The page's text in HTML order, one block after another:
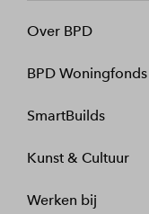
Over BPD
BPD Woningfonds
SmartBuilds
Kunst & Cultuur
Werken bij